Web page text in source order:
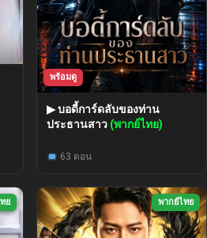
พร้อมดู
▶ บอดี้การ์ดลับของท่าน
ประธานสาว (พากย์ไทย)
63 ตอน
ย พากย์ไทย